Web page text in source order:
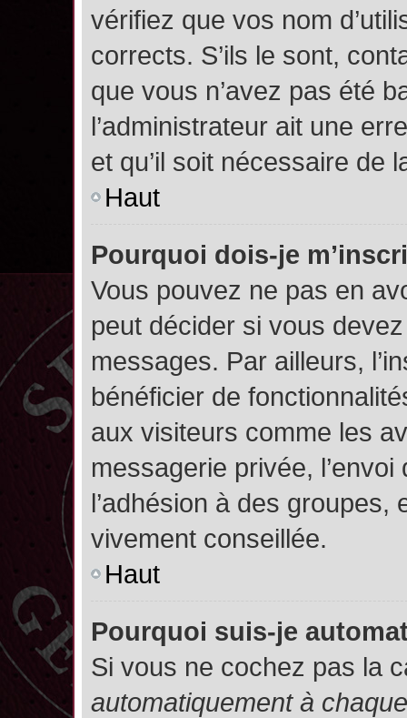
vérifiez que vos nom
corrects. S’ils le sont,
que vous n’avez pas été
l’administrateur ait une
et qu’il soit nécessaire de
Haut
Pourquoi dois-je
Vous pouvez ne pas en
peut décider si vous
messages. Par ailleurs,
bénéficier de
aux visiteurs comme les
messagerie privée,
l’adhésion à des groupes,
vivement conseillée.
Haut
Pourquoi suis-je
Si vous ne cochez pas la
automatiquement à